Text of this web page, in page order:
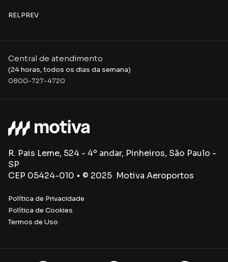
RELPREV
Central de atendimento
(24 horas, todos os dias da semana)
0800-727-4720
R. Pais Leme, 524 - 4º andar, Pinheiros, São Paulo -
SP
CEP 05424-010 • © 2025 Motiva Aeroportos
Política de Privacidade
Política de Cookies
Termos de Uso